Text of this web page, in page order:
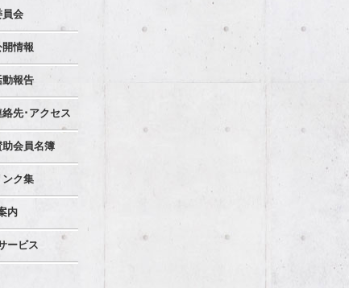
員会
開情報
動報告
絡先･アクセス
助会員名簿
ンク集
内
ービス